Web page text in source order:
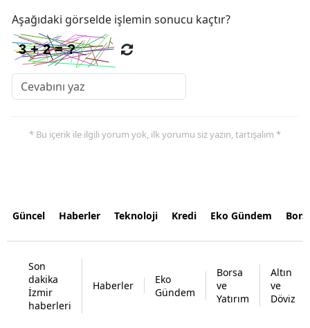
Aşağıdaki görselde işlemin sonucu kaçtır?
* Bu içerik ile ilgili yorum yok, ilk yorumu siz yazın, tartışalım *
Güncel Haberler Teknoloji Kredi Eko Gündem
Son
dakika
İzmir
haberleri
Haberler
Eko
Gündem
Borsa
ve
Yatırım
Altın
ve
Döviz